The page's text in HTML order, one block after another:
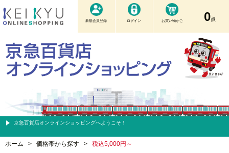
新規会員登録 ログイン お買い物かご 0点
京急百貨店オンラインショッピングへようこそ！
ホーム > 価格帯から探す > 税込5,000円～